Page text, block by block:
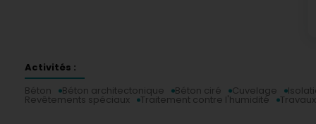
Activités :
Béton
Béton architectonique Béton ciré Cuvelage
Revêtements spéciaux Traitement contre l'humidité